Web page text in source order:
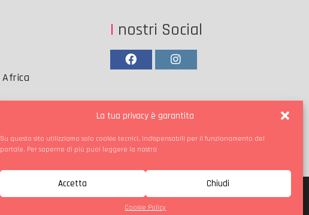
La tua privacy è garantita
Su questo sito utilizziamo solo cookie tecnici, indispensabili per il funzionamento del
portale. Per saperne di più puoi leggere la nostra
Accetta Chiudi
Cookie Policy
Africa
I nostri Social
Contattaci